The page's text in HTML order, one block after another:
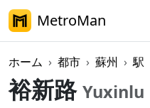
MetroMan
ホーム 都市 蘇州 駅
裕新路 Yuxinlu